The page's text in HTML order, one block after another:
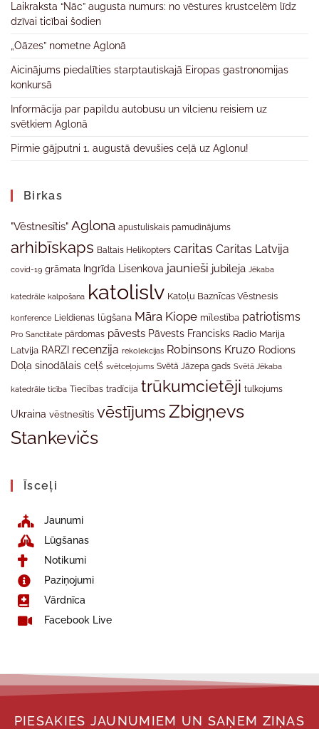
Laikraksta “Nāc” augusta numurs: no vēstures krustcelēm līdz
dzīvai ticībai šodien
„Oāzes” nometne Aglonā
Aicinājums piedalīties starptautiskajā Eiropas gastronomijas
konkursā
Informācija par papildu autobusu un vilcienu reisiem uz
svētkiem Aglonā
Pirmie gājputni 1. augustā devušies ceļā uz Aglonu!
Birkas
"Vēstnesītis" Aglona apustuliskais pamudinājums
arhibīskaps Baltais Helikopters caritas Caritas Latvija
covid-19 grāmata Ingrīda Lisenkova jaunieši jubileja Jēkaba
katedrāle kalpošana katolislv Katoļu Baznīcas Vēstnesis
konference Lieldienas lūgšana Māra Kiope mīlestība patriotisms
Pro Sanctitate pārdomas pāvests Pāvests Francisks Radio Marija
Latvija RARZI recenzija rekolekcijas Robinsons Kruzo Rodions
Doļa sinodālais ceļš svētceļojums Svētā Jāzepa gads Svētā Jēkaba
katedrāle ticība Tiecības tradīcija trūkumcietēji tulkojums
Ukraina vēstnesītis vēstījumsZbigņevs
Stankevičs
Īsceļi
Jaunumi
Lūgšanas
Notikumi
Paziņojumi
Vārdnīca
Facebook Live
PIESAKIES JAUNUMIEM UN SAŅEM ZIŅAS